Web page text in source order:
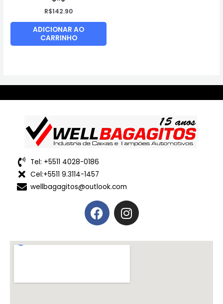
R$142.90
ADICIONAR AO
CARRINHO
Tel: +5511 4028-0186
Cel:+5511 9.3114-1457
wellbagagitos@outlook.com